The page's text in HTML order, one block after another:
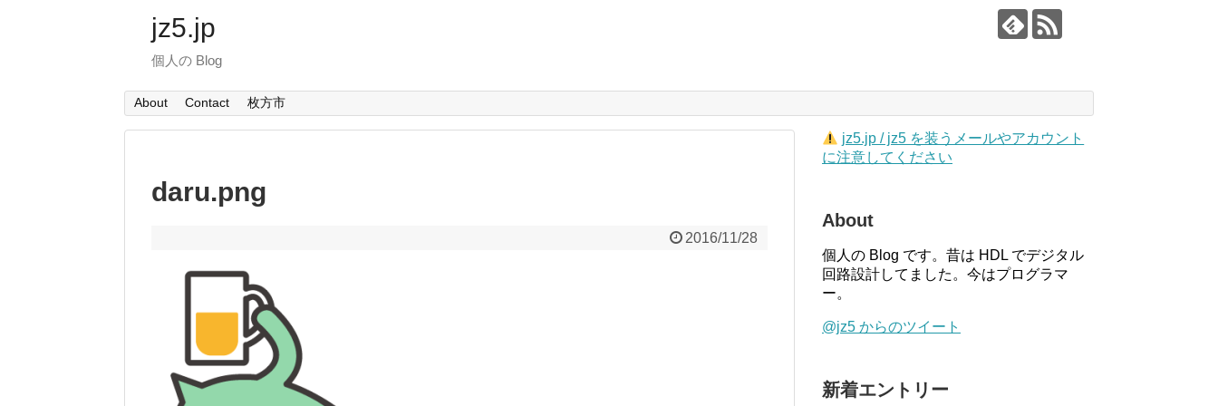
jz5.jp
個人の Blog
About Contact 枚方市
daru.png
2016/11/28
jz5.jp / jz5 を装うメールやアカウント
に注意してください
About
個人の Blog です。昔は HDL でデジタル
回路設計してました。今はプログラマ
ー。
@jz5 からのツイート
新着エントリー